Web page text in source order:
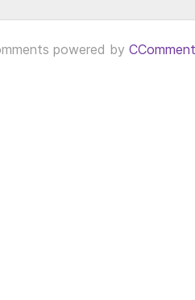
d’action syndicale (CGAS) v.
powered byCComment